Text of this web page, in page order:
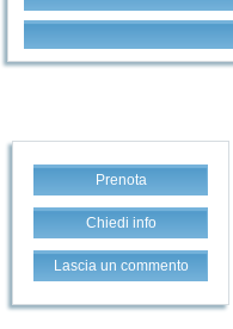
Prenota
Chiedi info
Lascia un commento